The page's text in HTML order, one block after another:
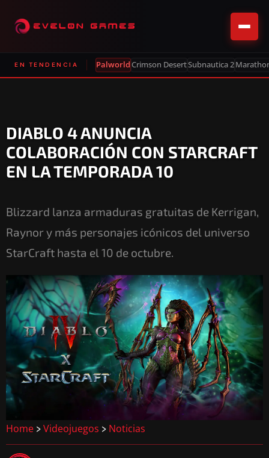
EN TENDENCIA PalworldCrimson DesertSubnautica 2
DIABLO 4 ANUNCIA
COLABORACIÓN CON STARCRAFT
EN LA TEMPORADA 10
Blizzard lanza armaduras gratuitas de Kerrigan,
Raynor y más personajes icónicos del universo
StarCraft hasta el 10 de octubre.
Home > Videojuegos > Noticias